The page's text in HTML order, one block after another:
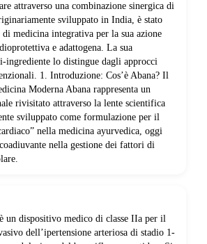
attraverso una combinazione sinergica di
sviluppato in India, è stato
medicina integrativa per la sua azione
e adattogena. La sua
ingrediente lo distingue dagli approcci
1. Introduzione: Cos’è Abana? Il
Moderna Abana rappresenta un
rivisitato attraverso la lente scientifica
sviluppato come formulazione per il
nella medicina ayurvedica, oggi
nella gestione dei fattori di
un dispositivo medico di classe IIa per il
dell’ipertensione arteriosa di stadio 1-